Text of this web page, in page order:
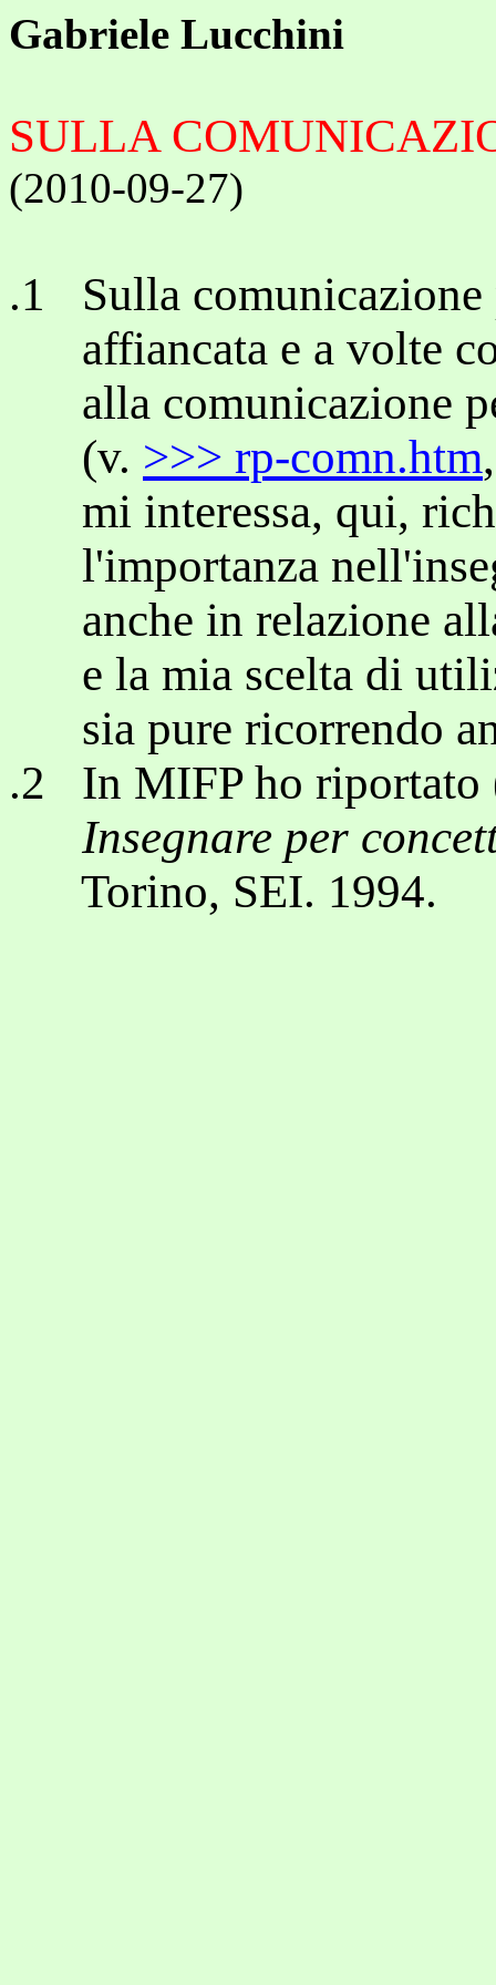
Gabriele Lucchini
SULLA
(2010-09-27)
.1 Sulla comunicazione
affiancata e a volte
alla comunicazione
(v. >>> rp-comn.htm
mi interessa, qui,
l'importanza
anche in relazione
e la mia scelta di
sia pure ricorrendo
.2 In MIFP ho riportato
Insegnare per
Torino, SEI. 1994.